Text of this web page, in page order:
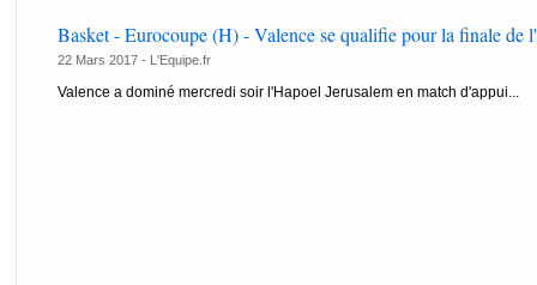
Basket - Eurocoupe (H) - Valence se qualifie pour la finale de
22 Mars 2017 - L'Equipe.fr
Valence a dominé mercredi soir l'Hapoel Jerusalem en match d'appui...